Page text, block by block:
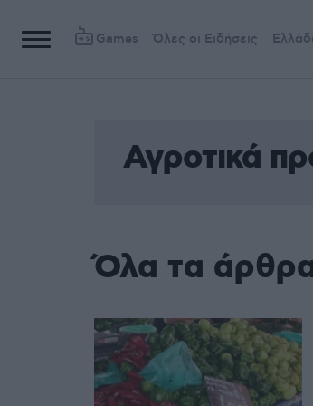
Games Όλες οι Ειδήσεις
Αγροτικά
Όλα τα